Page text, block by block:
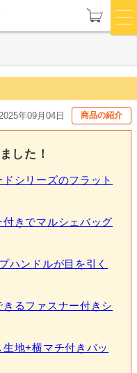
年09月04日 商品の紹介
した！
シリーズのフラット
きでマルシェバッグ
ハンドルが目を引く
るファスナー付きシ
地+横マチ付きバッ